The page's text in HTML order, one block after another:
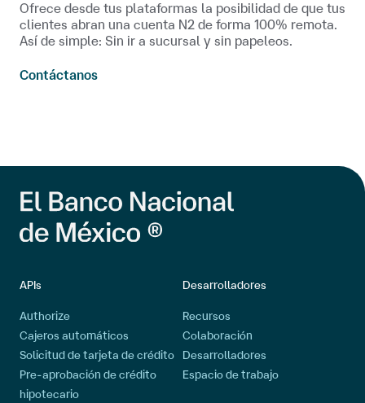
Ofrece desde tus plataformas la posibilidad de que tus
clientes abran una cuenta N2 de forma 100% remota.
Así de simple: Sin ir a sucursal y sin papeleos.
Contáctanos
APIs
Authorize
Cajeros automáticos
Solicitud de tarjeta de crédito
Pre-aprobación de crédito
hipotecario
Desarrolladores
Recursos
Colaboración
Desarrolladores
Espacio de trabajo